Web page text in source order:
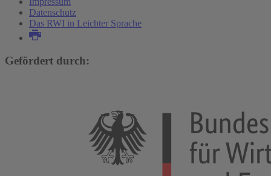
Datenschutz
Das RWI in Leichter Sprache
Gefördert durch: